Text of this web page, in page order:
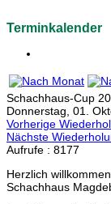
Terminkalender
Schachhaus-Cup
Donnerstag, 01.
Vorherige
Nächste
Aufrufe : 8177
Herzlich
Schachhaus